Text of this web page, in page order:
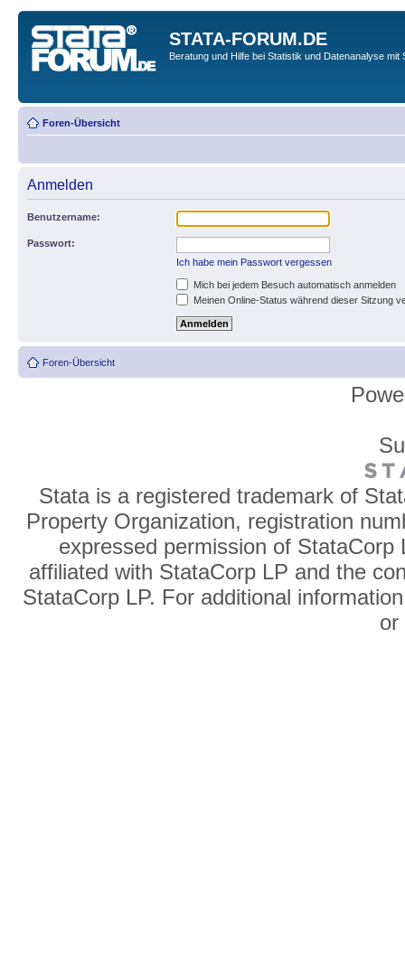
STATA-FORUM.DE
Beratung und Hilfe bei Statistik und Datenanalyse mit
Foren-Übersicht
Anmelden
Benutzername:
Passwort:
Ich habe mein Passwort vergessen
Mich bei jedem Besuch automatisch anmelden
Meinen Online-Status während dieser Sitzung
Foren-Übersicht
Stata is a registered trademark of
Property Organization, registration
expressed permission of
affiliated with StataCorp LP and the
StataCorp LP. For additional
or